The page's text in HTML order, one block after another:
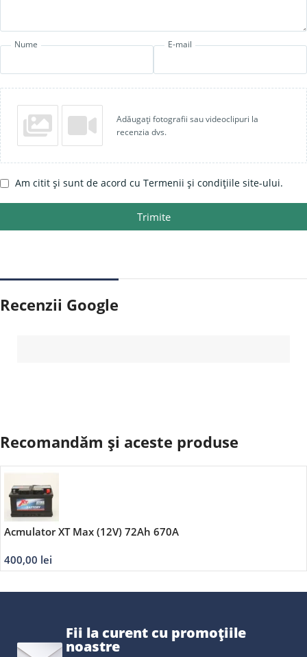
Nume E-mail
Adăugați fotografii sau videoclipuri la
recenzia dvs.
Am citit și sunt de acord cu Termenii și condițiile site-ului.
Trimite
Recenzii Google
Recomandăm și aceste produse
Acmulator XT Max (12V) 72Ah 670A
400,00 lei
Fii la curent cu promoțiile
noastre